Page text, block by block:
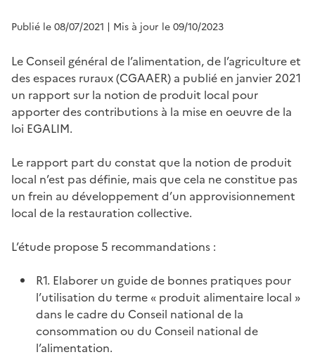
Publié le 08/07/2021 | Mis à jour le 09/10/2023
Le Conseil général de l’alimentation, de l’agriculture et
des espaces ruraux (CGAAER) a publié en janvier 2021
un rapport sur la notion de produit local pour
apporter des contributions à la mise en oeuvre de la
loi EGALIM.
Le rapport part du constat que la notion de produit
local n’est pas définie, mais que cela ne constitue pas
un frein au développement d’un approvisionnement
local de la restauration collective.
L’étude propose 5 recommandations :
R1. Elaborer un guide de bonnes pratiques pour
l’utilisation du terme « produit alimentaire local »
dans le cadre du Conseil national de la
consommation ou du Conseil national de
l’alimentation.